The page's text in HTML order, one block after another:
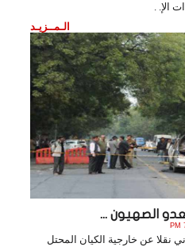
الإ. .
الـمــزيـد
الصهيون ...
نقلا عن خارجية الكيان المحتل